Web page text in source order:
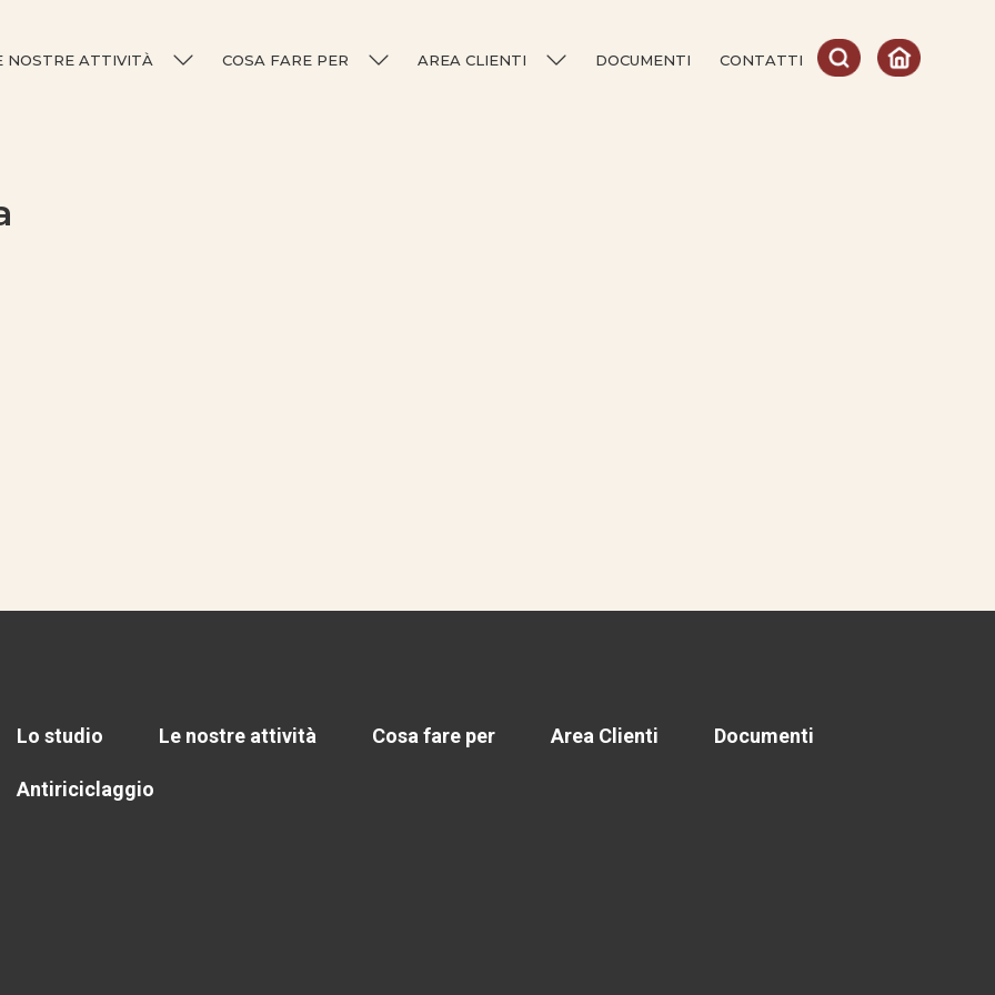
NOSTRE ATTIVITÀ COSA FARE PER AREA CLIENTI DOCUMENTI CONTATTI
Lo studio Le nostre attività Cosa fare per Area Clienti Documenti
Antiriciclaggio